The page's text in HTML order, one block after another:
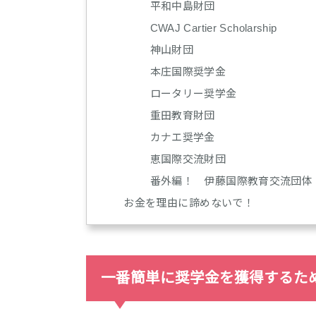
平和中島財団
CWAJ Cartier Scholarship
神山財団
本庄国際奨学金
ロータリー奨学金
重田教育財団
カナエ奨学金
恵国際交流財団
番外編！ 伊藤国際教育交流団体
お金を理由に諦めないで！
一番簡単に奨学金を獲得する